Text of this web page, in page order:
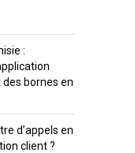
:
des bornes en
d’appels en
client ?